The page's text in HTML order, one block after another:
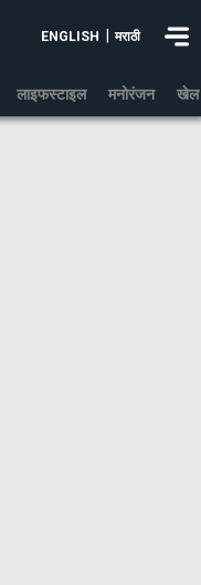
ENGLISH मराठी
लाइफस्टाइल मनोरंजन खेल